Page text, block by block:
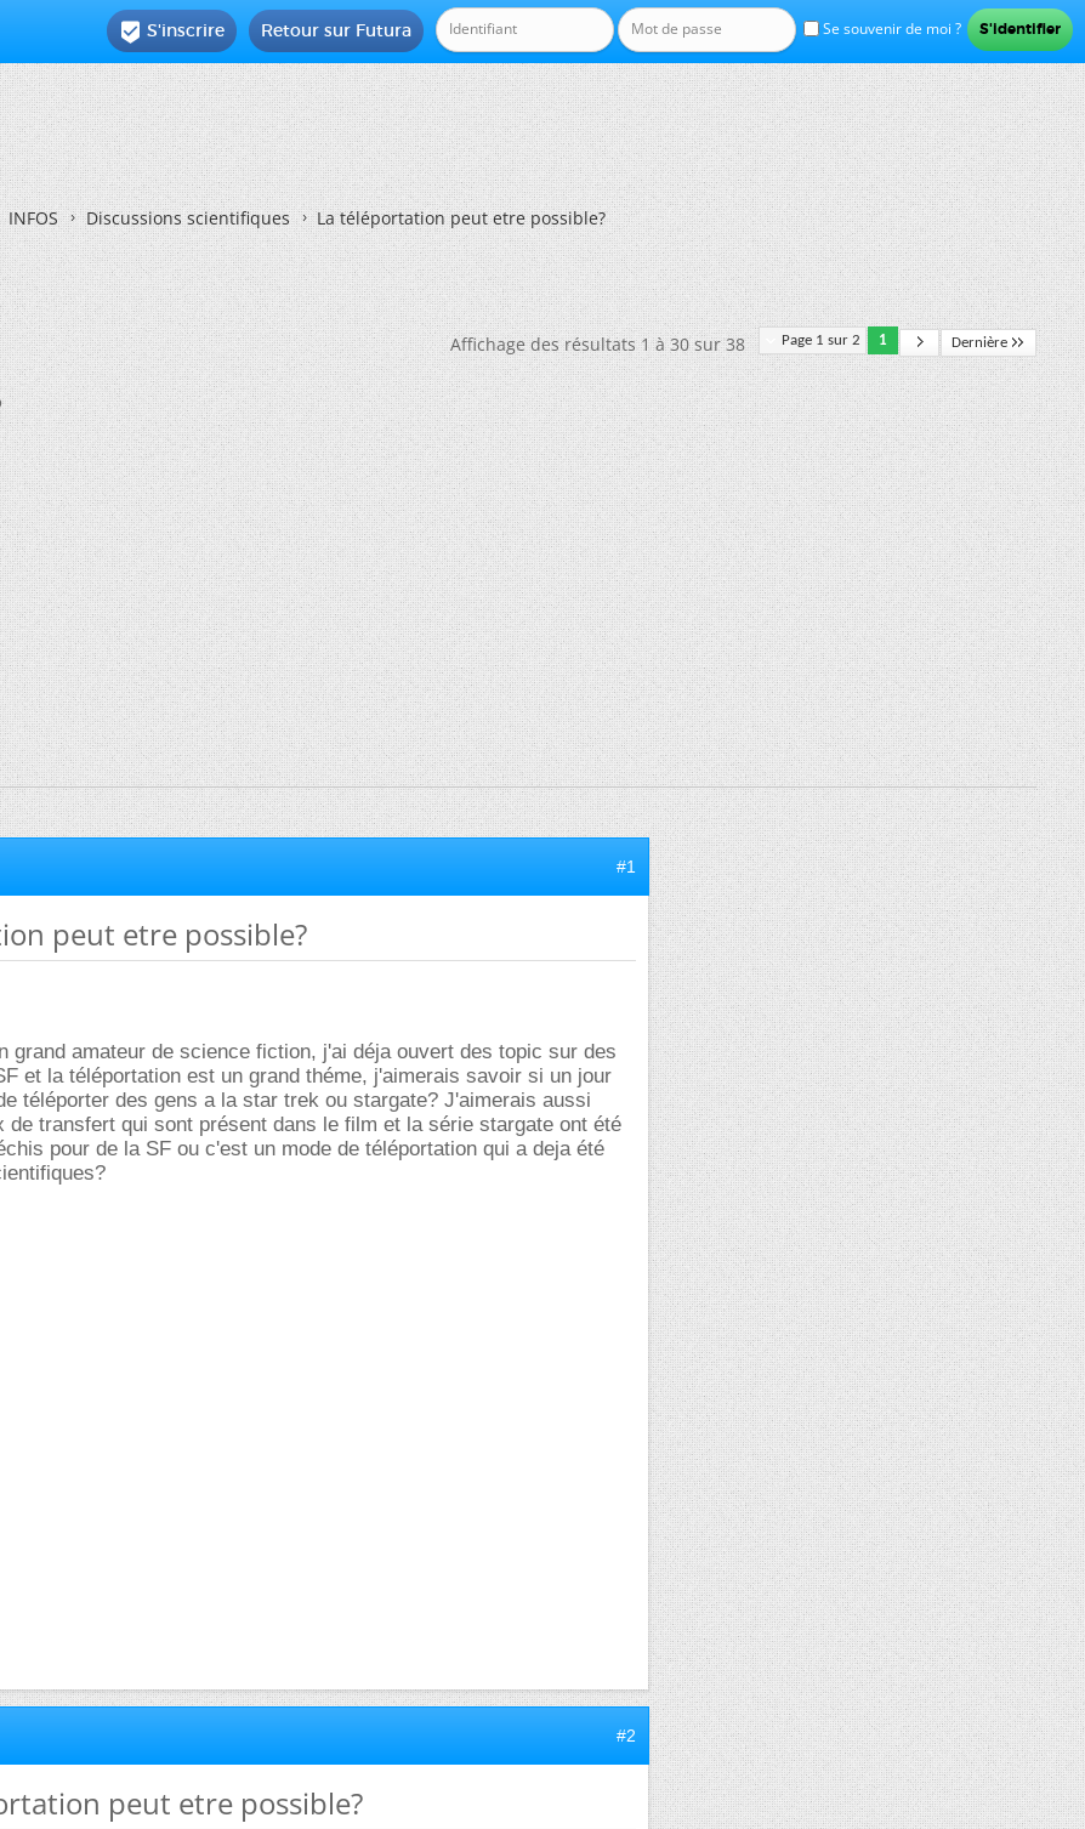
Se souvenir de moi ?
Retour sur Futura
 S'inscrire
INFOS Discussions scientifiques La téléportation peut etre possible?
Page 1 sur 2 1 Dernière
Affichage des résultats 1 à 30 sur 38
#1
peut etre possible?
grand amateur de science fiction, j'ai déja ouvert des topic sur des
et la téléportation est un grand théme, j'aimerais savoir si un jour
téléporter des gens a la star trek ou stargate? J'aimerais aussi
de transfert qui sont présent dans le film et la série stargate ont été
pour de la SF ou c'est un mode de téléportation qui a deja été
#2
peut etre possible?